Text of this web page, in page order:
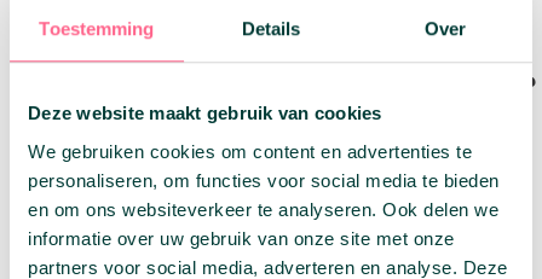
Toestemming Details Over
Deze website maakt gebruik van cookies
We gebruiken cookies om content en advertenties te
personaliseren, om functies voor social media te bieden
en om ons websiteverkeer te analyseren. Ook delen we
informatie over uw gebruik van onze site met onze
partners voor social media, adverteren en analyse. Deze
Hoe werkt een
arbeidsongeschiktheidsverzekering?
premie per maand, zo ben je verzekerd voor
arbeidsongeschiktheid. Hoe snel je de uitkering ingaat,
bepaal jezelf. Dit doe je door de eigenrisicoperiode
aan te passen. Hoe langer de eigenrisicoperiode is,
hoe lager je maandelijkse premie uitvalt.